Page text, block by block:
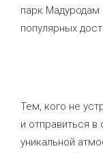
парк
популярных
Тем, кого не
и отправиться
уникальной